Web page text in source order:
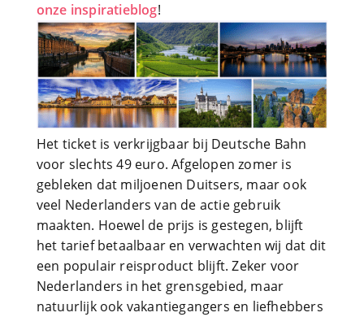
onze inspiratieblog!
Het ticket is verkrijgbaar bij Deutsche Bahn
voor slechts 49 euro. Afgelopen zomer is
gebleken dat miljoenen Duitsers, maar ook
veel Nederlanders van de actie gebruik
maakten. Hoewel de prijs is gestegen, blijft
het tarief betaalbaar en verwachten wij dat dit
een populair reisproduct blijft. Zeker voor
Nederlanders in het grensgebied, maar
natuurlijk ook vakantiegangers en liefhebbers